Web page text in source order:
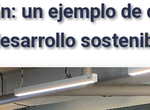
un ejemplo de